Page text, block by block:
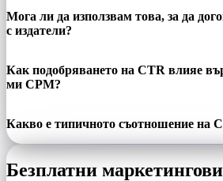
Мога ли да използвам това, за да
с издатели?
Как подобряването на CTR влияе
ми CPM?
Какво е типичното съотношение на
Безплатни